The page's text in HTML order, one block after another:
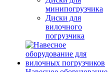
минипогрузчика
Диски для
вилочного
погрузчика